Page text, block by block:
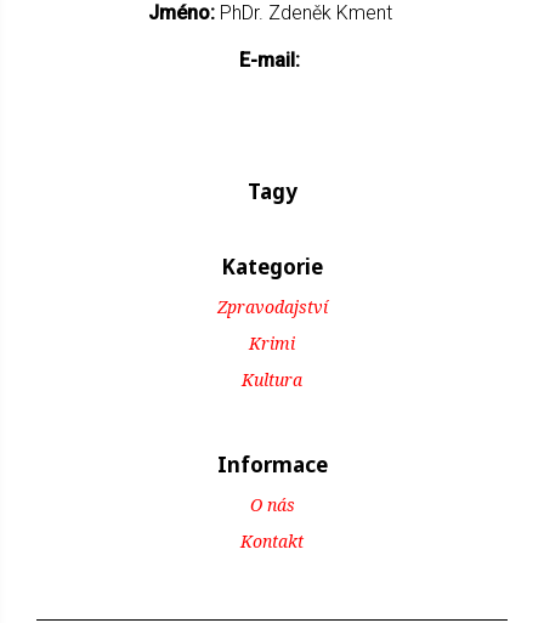
Jméno: PhDr. Zdeněk Kment
E-mail:
Tagy
Kategorie
Zpravodajství
Krimi
Kultura
Informace
O nás
Kontakt